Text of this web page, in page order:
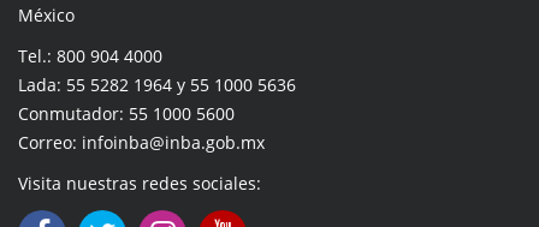
México
Tel.: 800 904 4000
Lada: 55 5282 1964 y 55 1000 5636
Conmutador: 55 1000 5600
Correo: infoinba@inba.gob.mx
Visita nuestras redes sociales: